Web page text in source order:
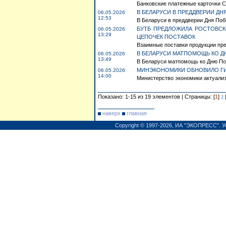
Банковские платежные карточки
06.05.2026
12:53
В БЕЛАРУСИ В ПРЕДДВЕРИИ
В Беларуси в преддверии Дня
06.05.2026
13:29
БУТБ ПРЕДЛОЖИЛА
ЦЕПОЧЕК ПОСТАВОК
Взаимные поставки продукции
06.05.2026
13:49
В БЕЛАРУСИ МАТПОМОЩЬ КО
В Беларуси матпомощь ко Дню
06.05.2026
14:00
МИНЭКОНОМИКИ ОБНОВИЛО
Министерство экономики
Показано: 1-15 из 19 элементов | Страницы: [1] 2 |
наверх
главная
Copyright © 1997-2026, ИА "ЭКОПРЕСС".